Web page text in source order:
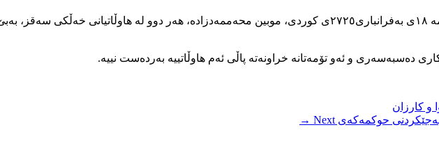
سێشەممە ٩ی بەفرانباری ٢٧٢٥ی کوردی، ئێقباڵ پیری و پێنجشەممە ١٨ی بەفرانباری٢٧٢٥ی کوردی، موبین محەممەدزادە، هەر دوو
دەسبەسەری و ئەو تۆمەتانە خراونەتە پاڵی ئەم هاوڵاتییە بەردەست نییە.
و کارزان
حوکمەکەی Next →